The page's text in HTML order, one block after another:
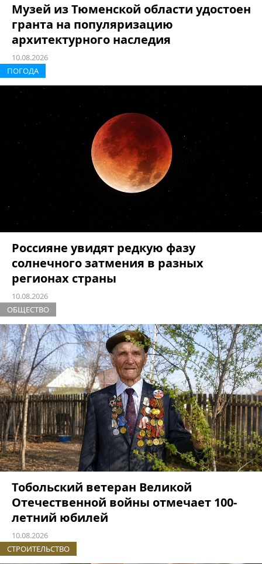
Музей из Тюменской области удостоен
гранта на популяризацию
архитектурного наследия
10.08.2026
ПОГОДА
Россияне увидят редкую фазу
солнечного затмения в разных
регионах страны
10.08.2026
ОБЩЕСТВО
Тобольский ветеран Великой
Отечественной войны отмечает 100-
летний юбилей
10.08.2026
СТРОИТЕЛЬСТВО